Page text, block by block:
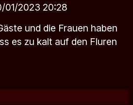
01/2023 20:28
und die Frauen haben
es zu kalt auf den Fluren